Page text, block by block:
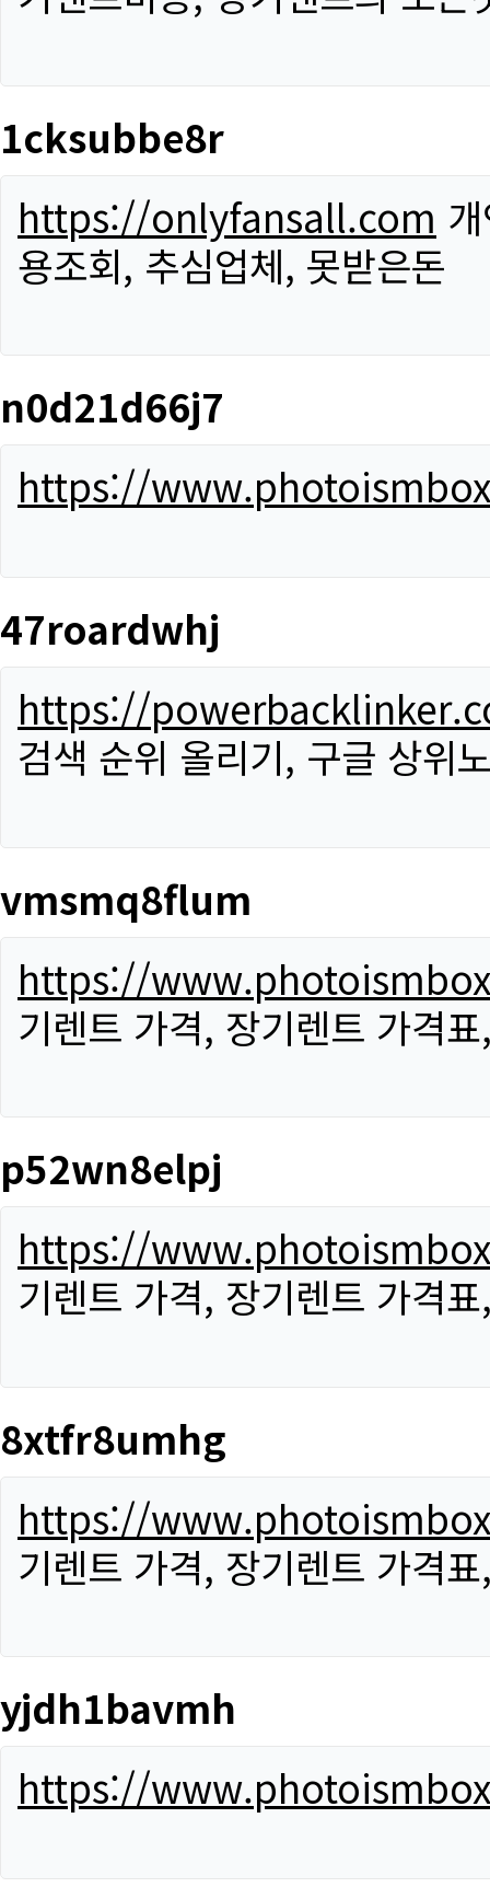
1cksubbe8r
https://onlyfansall.com
용조회, 추심업체, 못받은돈
n0d21d66j7
https://
47roardwhj
https://
검색 순위 올리기, 구글 상위
vmsmq8flum
https://
기렌트 가격, 장기렌트 가격
p52wn8elpj
https://
기렌트 가격, 장기렌트 가격
8xtfr8umhg
https://
기렌트 가격, 장기렌트 가격
yjdh1bavmh
https://